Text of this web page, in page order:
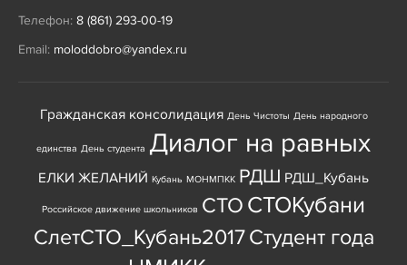
Телефон: 8 (861) 293-00-19
Email: moloddobro@yandex.ru
Гражданская консолидация День Чистоты День народного
единства День студента Диалог на равных
ЕЛКИ ЖЕЛАНИЙ Кубань МОНМПКК РДШ РДШ_Кубань
Российское движение школьников СТО СТОКубани
СлетСТО_Кубань2017Студент года